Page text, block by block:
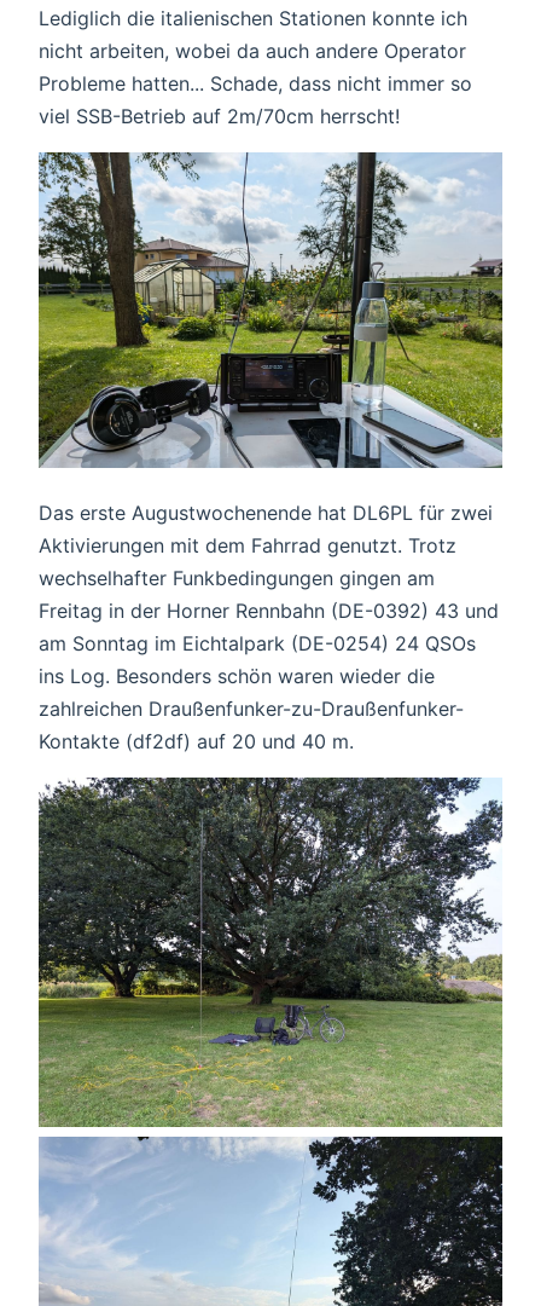
Lediglich die italienischen Stationen konnte ich
nicht arbeiten, wobei da auch andere Operator
Probleme hatten... Schade, dass nicht immer so
viel SSB-Betrieb auf 2m/70cm herrscht!
Das erste Augustwochenende hat DL6PL für zwei
Aktivierungen mit dem Fahrrad genutzt. Trotz
wechselhafter Funkbedingungen gingen am
Freitag in der Horner Rennbahn (DE-0392) 43 und
am Sonntag im Eichtalpark (DE-0254) 24 QSOs
ins Log. Besonders schön waren wieder die
zahlreichen Draußenfunker-zu-Draußenfunker-
Kontakte (df2df) auf 20 und 40 m.